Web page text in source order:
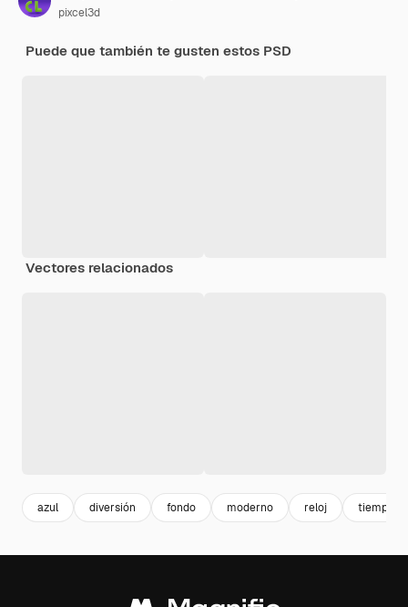
pixcel3d
Puede que también te gusten estos PSD
Vectores relacionados
azul diversión fondo moderno reloj tiempo